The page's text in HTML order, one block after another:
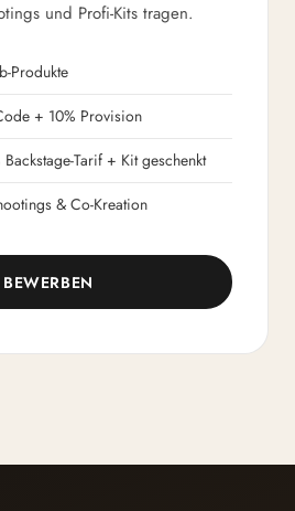
und Profi-Kits tragen.
Produkte
+ 10% Provision
Tarif + Kit geschenkt
& Co-Kreation
BEWERBEN